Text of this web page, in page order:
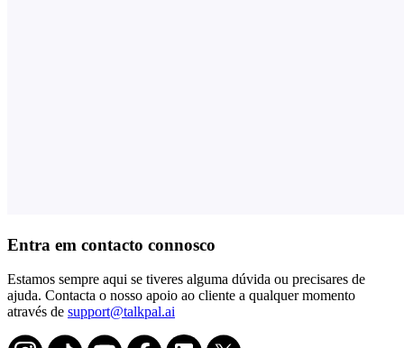
Entra em contacto connosco
Estamos sempre aqui se tiveres alguma dúvida ou precisares de
ajuda. Contacta o nosso apoio ao cliente a qualquer momento
através de support@talkpal.ai